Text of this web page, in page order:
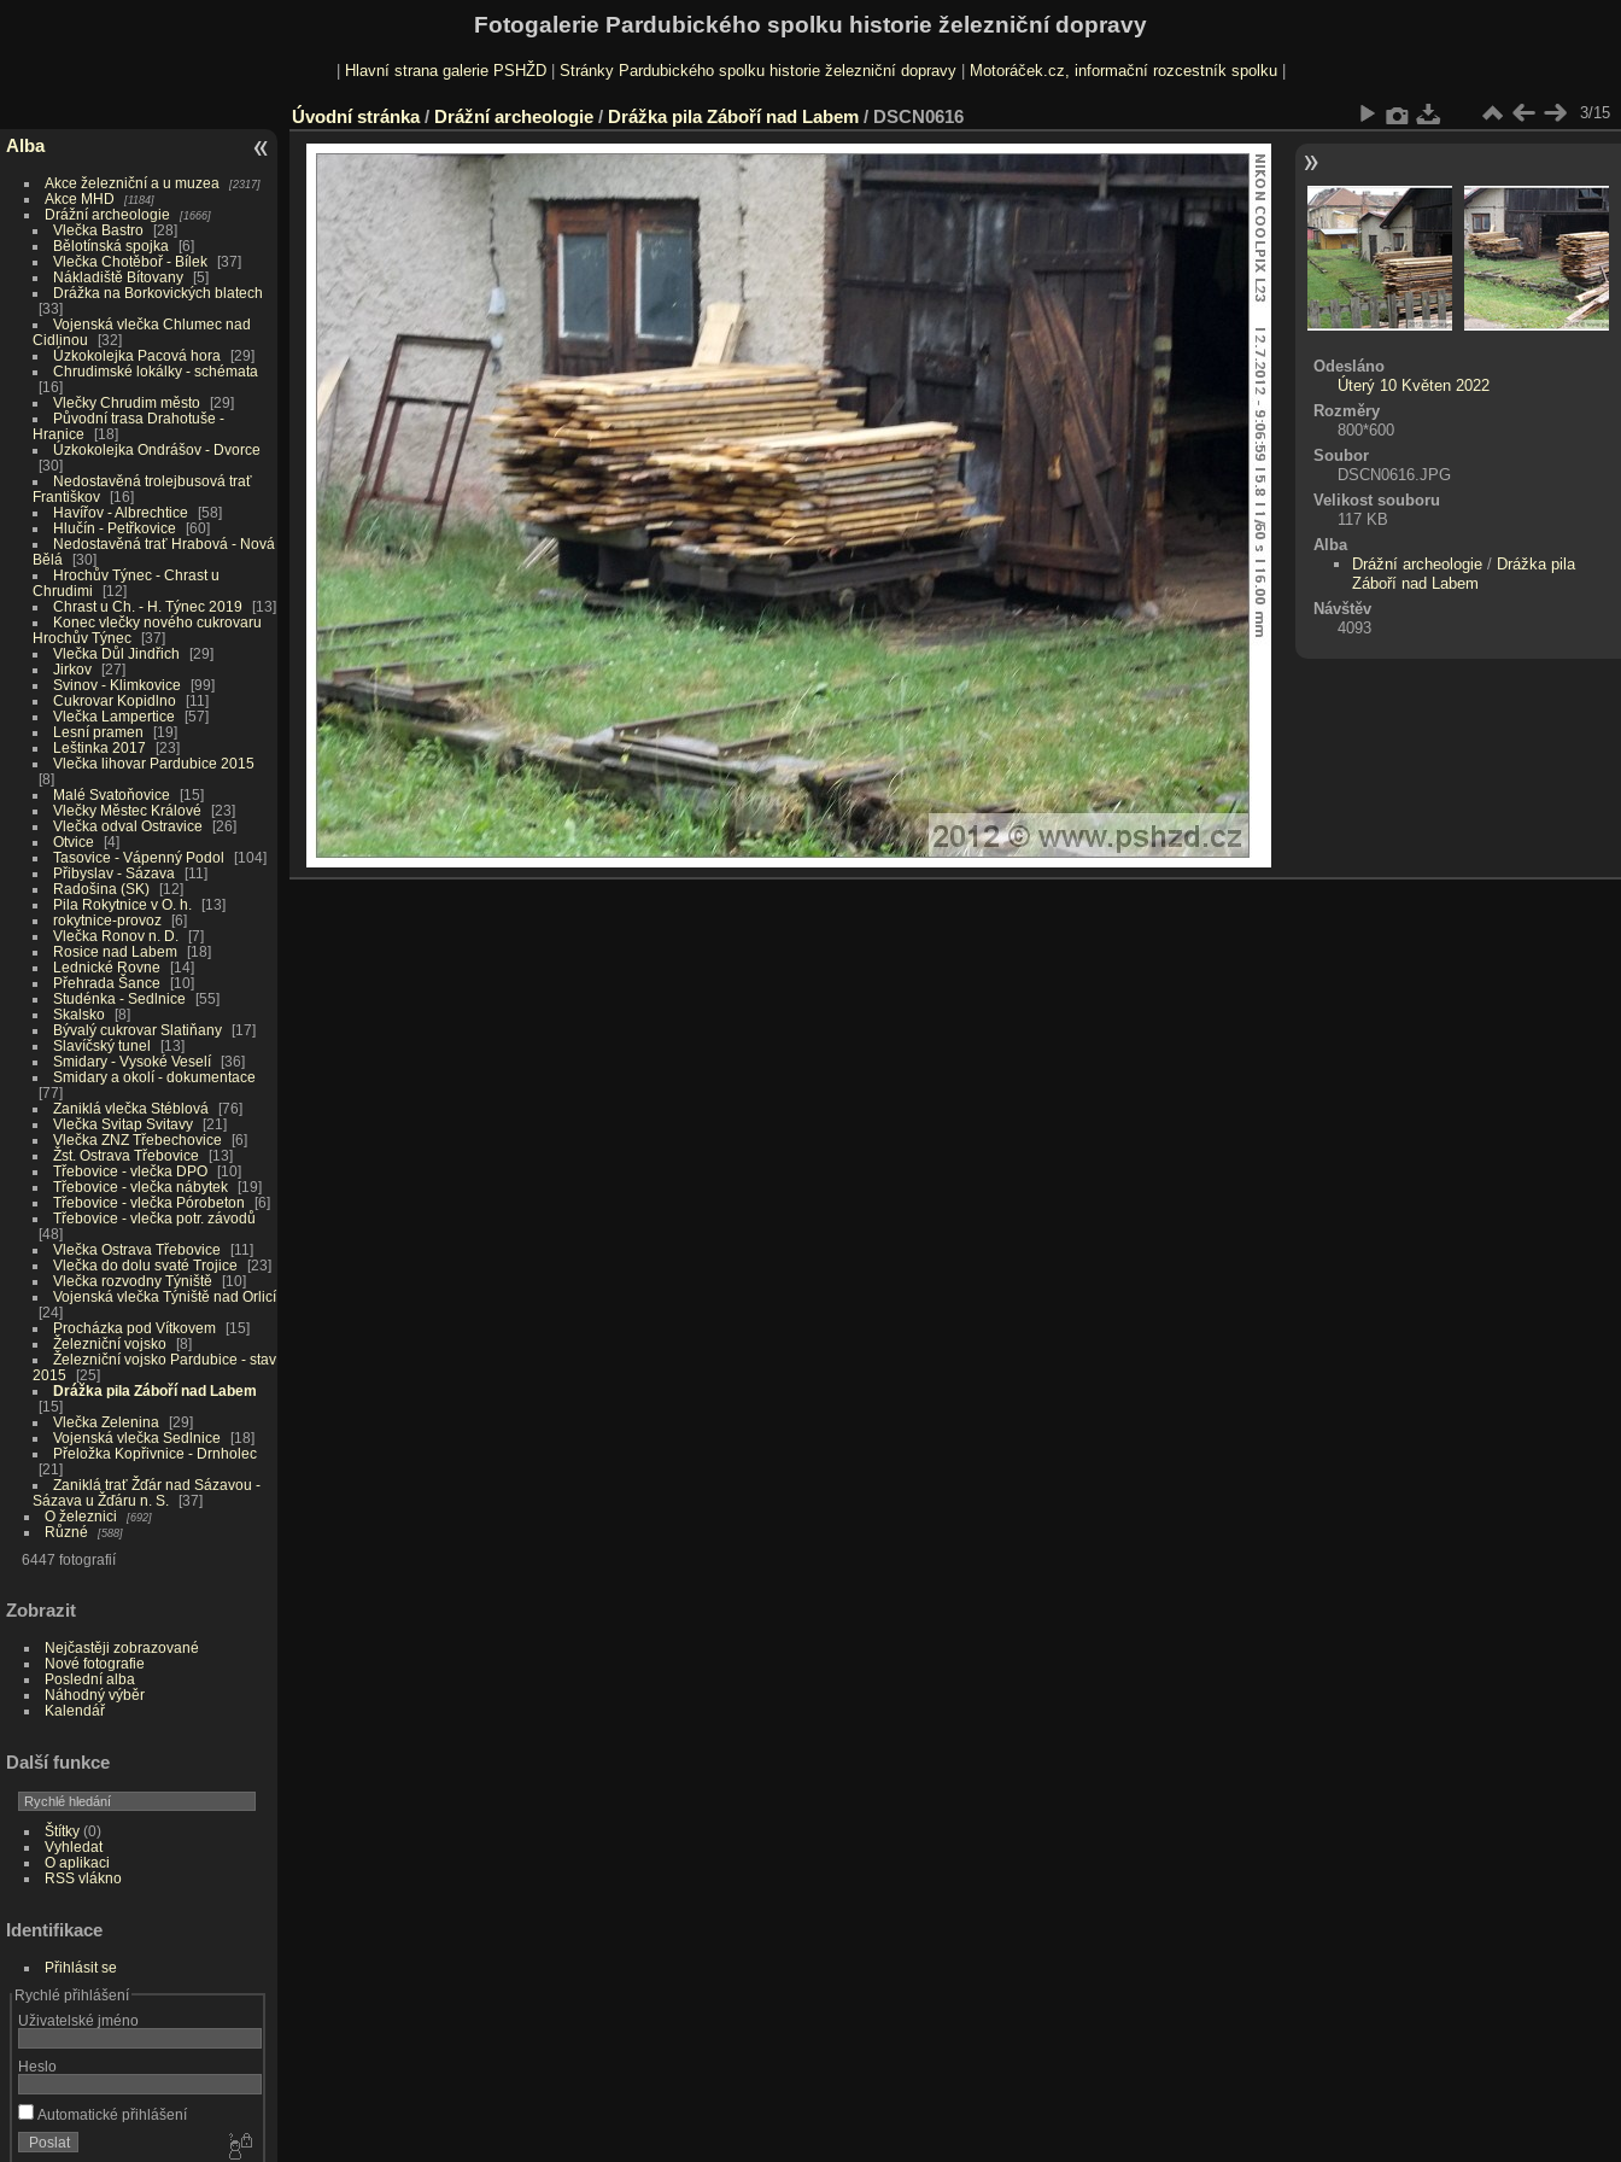
Fotogalerie Pardubického spolku historie železniční dopravy
Hlavní strana galerie PSHŽD| Stránky Pardubického spolku historie železniční dopravy| Motoráček.cz, informační rozcestník spolku|
Alba
Akce železniční a u muzea 2317
Akce MHD 1184
Drážní archeologie 1666
Vlečka Bastro
28
Bělotínská spojka
6
Vlečka Chotěboř - Bílek
37
Nákladiště Bítovany
5
Drážka na Borkovických blatech
33
Vojenská vlečka Chlumec nad
Cidlinou
32
Úzkokolejka Pacová hora
29
Chrudimské lokálky - schémata
16
Vlečky Chrudim město
29
Původní trasa Drahotuše -
Hranice
18
Úzkokolejka Ondrášov - Dvorce
30
Nedostavěná trolejbusová trať
Františkov
16
Havířov - Albrechtice
58
Hlučín - Petřkovice
60
Nedostavěná trať Hrabová - Nová
Bělá
30
Hrochův Týnec - Chrast u
Chrudimi
12
Chrast u Ch. - H. Týnec 2019
13
Konec vlečky nového cukrovaru
Hrochův Týnec
37
Vlečka Důl Jindřich
29
Jirkov
27
Svinov - Klimkovice
99
Cukrovar Kopidlno
11
Vlečka Lampertice
57
Lesní pramen
19
Leštinka 2017
23
Vlečka lihovar Pardubice 2015
8
Malé Svatoňovice
15
Vlečky Městec Králové
23
Vlečka odval Ostravice
26
Otvice
4
Tasovice - Vápenný Podol
104
Přibyslav - Sázava
11
Radošina (SK)
12
Pila Rokytnice v O. h.
13
rokytnice-provoz
6
Vlečka Ronov n. D.
7
Rosice nad Labem
18
Lednické Rovne
14
Přehrada Šance
10
Studénka - Sedlnice
55
Skalsko
8
Bývalý cukrovar Slatiňany
17
Slavíčský tunel
13
Smidary - Vysoké Veselí
36
Smidary a okolí - dokumentace
77
Zaniklá vlečka Stéblová
76
Vlečka Svitap Svitavy
21
Vlečka ZNZ Třebechovice
6
Žst. Ostrava Třebovice
13
Třebovice - vlečka DPO
10
Třebovice - vlečka nábytek
19
Třebovice - vlečka Pórobeton
6
Třebovice - vlečka potr. závodů
48
Vlečka Ostrava Třebovice
11
Vlečka do dolu svaté Trojice
23
Vlečka rozvodny Týniště
10
Vojenská vlečka Týniště nad Orlicí
24
Procházka pod Vítkovem
15
Železniční vojsko
8
Železniční vojsko Pardubice - stav
2015
25
Drážka pila Záboří nad Labem
15
Vlečka Zelenina
29
Vojenská vlečka Sedlnice
18
Přeložka Kopřivnice - Drnholec
21
Zaniklá trať Žďár nad Sázavou -
Sázava u Žďáru n. S.
37
O železnici
692
Různé 588
6447 fotografií
Zobrazit
Nejčastěji zobrazované
Nové fotografie
Poslední alba
Náhodný výběr
Kalendář
Další funkce
Štítky(0)
Vyhledat
O aplikaci
RSS vlákno
Identifikace
Přihlásit se
Rychlé přihlášení
Uživatelské jméno
Heslo
Automatické přihlášení
Úvodní stránka/ Drážní archeologie / Drážka pila Záboří nad Labem / DSCN0616 3/15
Odesláno
Úterý 10 Květen 2022
Rozměry
800*600
Soubor
DSCN0616.JPG
Velikost souboru
117 KB
Alba
Drážní archeologie / Drážka pila
Záboří nad Labem
Návštěv
4093